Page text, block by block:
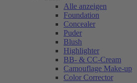
Alle anzeigen
Foundation
Concealer
Puder
Blush
Highlighter
BB- & CC-Cream
Camouflage Make-up
Color Corrector